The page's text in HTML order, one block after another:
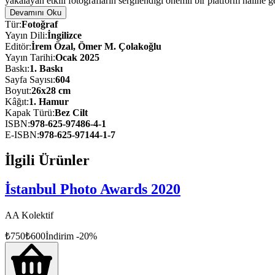
güçlü hikâyeleri öne çıkarıyor.
Kitapta her kategoriden ilk üçe giren fotoğrafların yanı sıra
çekici katılımları hakkında daha geniş bir perspektif sunuluyor.
İnsan deneyiminin özünü yakalamada foto muhabirliğinin gücüne bir
sunuyor.
Devamını Oku
Tür:Fotoğraf
Yayın Dili:İngilizce
Editör:İrem Özal, Ömer M. Çolakoğlu
Yayın Tarihi:Ocak 2025
Baskı:1. Baskı
Sayfa Sayısı:604
Boyut:26x28 cm
Kâğıt:1. Hamur
Kapak Türü:Bez Cilt
ISBN:978-625-97486-4-1
E-ISBN:978-625-97144-1-7
İlgili Ürünler
İstanbul Photo Awards 2020
AA Kolektif
₺750₺600İndirim -20%